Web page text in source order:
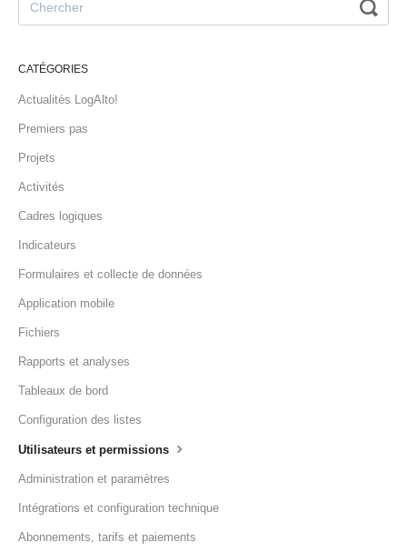
CATÉGORIES
Actualités LogAlto!
Premiers pas
Projets
Activités
Cadres logiques
Indicateurs
Formulaires et collecte de données
Application mobile
Fichiers
Rapports et analyses
Tableaux de bord
Configuration des listes
Utilisateurs et permissions
Administration et paramètres
Intégrations et configuration technique
Abonnements, tarifs et paiements